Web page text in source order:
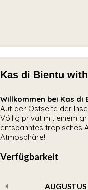
Kas di Bientu
Willkommen bei Kas di
Auf der Ostseite der
Völlig privat mit einem
entspanntes tropisches
Atmosphäre!
Verfügbarkeit
AUGUSTUS